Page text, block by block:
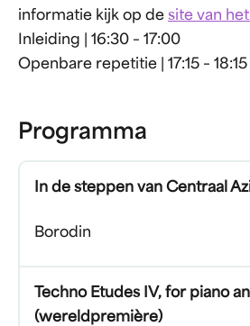
informatie kijk op de site van
Inleiding | 16:30 – 17:00
Openbare repetitie | 17:15 – 18:15
Programma
In de steppen van Centraal
Borodin
Techno Etudes IV, for piano
(wereldpremière)